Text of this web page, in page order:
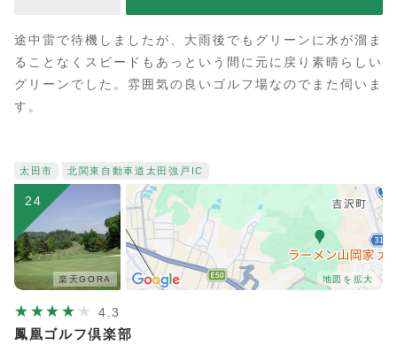
途中雷で待機しましたが、大雨後でもグリーンに水が溜ま
ることなくスピードもあっという間に元に戻り素晴らしい
グリーンでした。雰囲気の良いゴルフ場なのでまた伺いま
す。
太田市 北関東自動車道 太田強戸IC
24
楽天GORA 地図を拡大
4.3
鳳凰ゴルフ倶楽部